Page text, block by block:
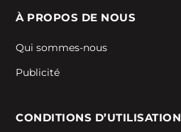
À PROPOS DE NOUS
Qui sommes-nous
Publicité
CONDITIONS D’UTILISATION